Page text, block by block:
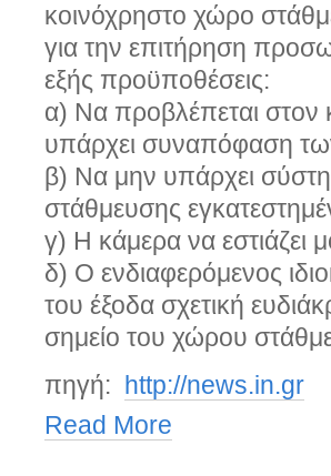
κοινόχρηστο χώρο
για την επιτήρηση
εξής προϋποθέσεις:
α) Να προβλέπεται στον
υπάρχει συναπόφαση
β) Να μην υπάρχει
στάθμευσης
γ) Η κάμερα να εστιάζει
δ) Ο ενδιαφερόμενος
του έξοδα σχετική
σημείο του χώρου
πηγή: http://news.in.gr
Read More